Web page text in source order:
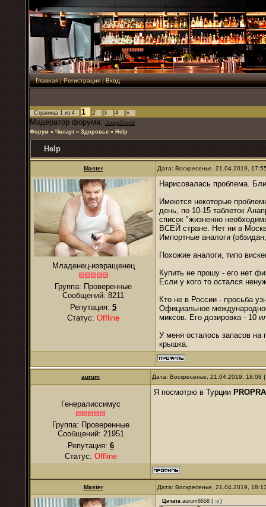
Главная|Регистрация|Вход
Страница 1 из 4 1 2 3 4 »
Модератор форума: JudgeDredd
Форум » Чилаут » Здоровье » Help
Help
Master Дата: Воскресенье, 21.04.2019,
Младенец-извращенец
Группа: Проверенные
Сообщений: 8211
Репутация: 5
Статус: Offline
Нарисовалась проблема.
Имеются некоторые
день, по 10-15 таблеток
список "жизненно
ВСЕЙ стране. Нет ни в
Импортные аналоги
Похожие аналоги, типо
Купить не прошу - его нет
Если у кого то остался
Кто не в России - просьба
Официальное
миксов. Его дозировка - 10
У меня осталось запасов
крышка.
аurum Дата: Воскресенье, 21.04.2019,
Генералиссимус
Группа: Проверенные
Сообщений: 21951
Репутация: 6
Статус: Offline
Я посмотрю в Турции
Master Дата: Воскресенье, 21.04.2019,
Цитата aurum8658 (
)